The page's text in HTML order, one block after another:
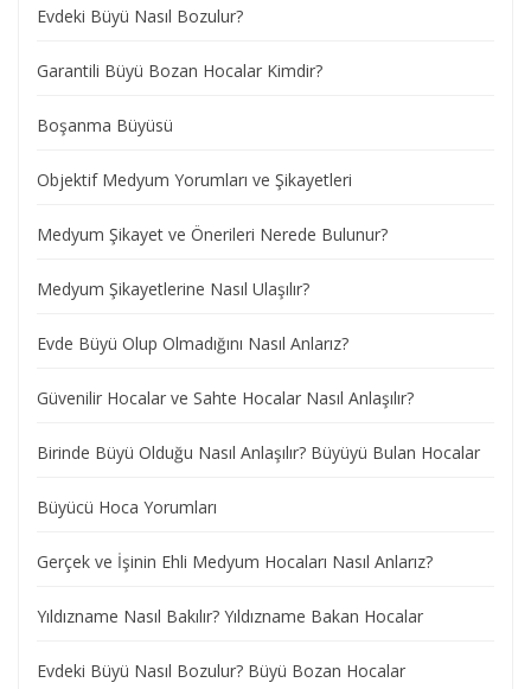
Evdeki Büyü Nasıl Bozulur?
Garantili Büyü Bozan Hocalar Kimdir?
Boşanma Büyüsü
Objektif Medyum Yorumları ve Şikayetleri
Medyum Şikayet ve Önerileri Nerede Bulunur?
Medyum Şikayetlerine Nasıl Ulaşılır?
Evde Büyü Olup Olmadığını Nasıl Anlarız?
Güvenilir Hocalar ve Sahte Hocalar Nasıl Anlaşılır?
Birinde Büyü Olduğu Nasıl Anlaşılır? Büyüyü Bulan Hocalar
Büyücü Hoca Yorumları
Gerçek ve İşinin Ehli Medyum Hocaları Nasıl Anlarız?
Yıldızname Nasıl Bakılır? Yıldızname Bakan Hocalar
Evdeki Büyü Nasıl Bozulur? Büyü Bozan Hocalar